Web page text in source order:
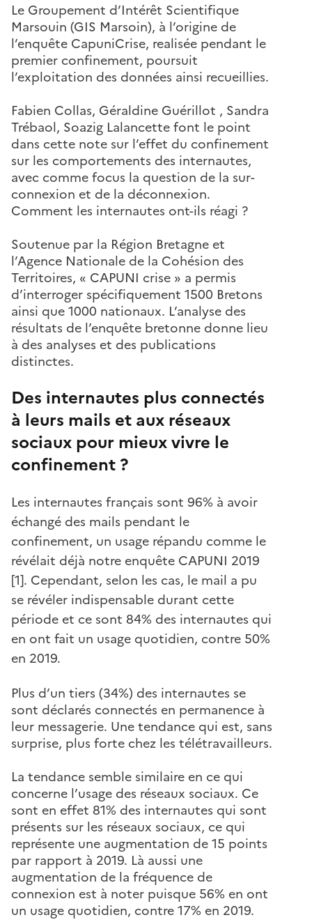
Le Groupement d’Intérêt Scientifique
Marsouin (GIS Marsoin), à l’origine de
l’enquête CapuniCrise, realisée pendant le
premier confinement, poursuit
l’exploitation des données ainsi recueillies.
Fabien Collas, Géraldine Guérillot , Sandra
Trébaol, Soazig Lalancette font le point
dans cette note sur l’effet du confinement
sur les comportements des internautes,
avec comme focus la question de la sur-
connexion et de la déconnexion.
Comment les internautes ont-ils réagi ?
Soutenue par la Région Bretagne et
l’Agence Nationale de la Cohésion des
Territoires, « CAPUNI crise » a permis
d’interroger spécifiquement 1500 Bretons
ainsi que 1000 nationaux. L’analyse des
résultats de l’enquête bretonne donne lieu
à des analyses et des publications
distinctes.
Des internautes plus connectés
à leurs mails et aux réseaux
sociaux pour mieux vivre le
confinement ?
Les internautes français sont 96% à avoir
échangé des mails pendant le
confinement, un usage répandu comme le
révélait déjà notre enquête CAPUNI 2019
[1]. Cependant, selon les cas, le mail a pu
se révéler indispensable durant cette
période et ce sont 84% des internautes qui
en ont fait un usage quotidien, contre 50%
en 2019.
Plus d’un tiers (34%) des internautes se
sont déclarés connectés en permanence à
leur messagerie. Une tendance qui est, sans
surprise, plus forte chez les télétravailleurs.
La tendance semble similaire en ce qui
concerne l’usage des réseaux sociaux. Ce
sont en effet 81% des internautes qui sont
présents sur les réseaux sociaux, ce qui
représente une augmentation de 15 points
par rapport à 2019. Là aussi une
augmentation de la fréquence de
connexion est à noter puisque 56% en ont
un usage quotidien, contre 17% en 2019.